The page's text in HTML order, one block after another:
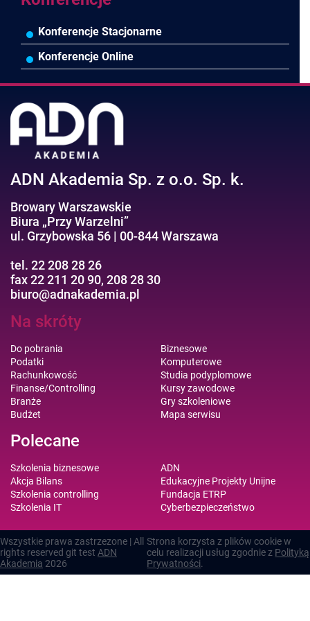
Konferencje Stacjonarne
Konferencje Online
ADN Akademia Sp. z o.o. Sp. k.
Browary Warszawskie
Biura „Przy Warzelni”
ul. Grzybowska 56 | 00-844 Warszawa
tel. 22 208 28 26
fax 22 211 20 90, 208 28 30
biuro@adnakademia.pl
Na skróty
Do pobrania
Podatki
Rachunkowość
Finanse/Controlling
Branże
Budżet
Biznesowe
Komputerowe
Studia podyplomowe
Kursy zawodowe
Gry szkoleniowe
Mapa serwisu
Polecane
Szkolenia biznesowe
Akcja Bilans
Szkolenia controlling
Szkolenia IT
ADN
Edukacyjne Projekty Unijne
Fundacja ETRP
Cyberbezpieczeństwo
Wszystkie prawa zastrzezone | All
rights reserved git test ADN
Akademia 2026
Strona korzysta z plików cookie w
celu realizacji usług zgodnie z Polityką
Prywatności.